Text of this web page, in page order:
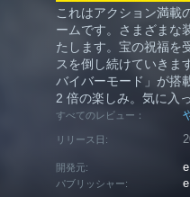
これはアクション満載
ームです。さまざまな
たします。宝の祝福を
スを倒し続けていきま
バイバーモード」が搭
2 倍の楽しみ。気に入
すべてのレビュー：
リリース日:
開発元:
パブリッシャー: